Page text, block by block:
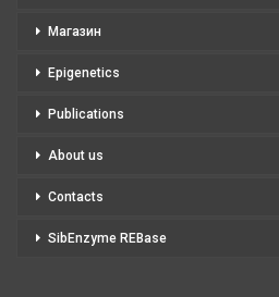
Магазин
Epigenetics
Publications
About us
Contacts
SibEnzyme REBase